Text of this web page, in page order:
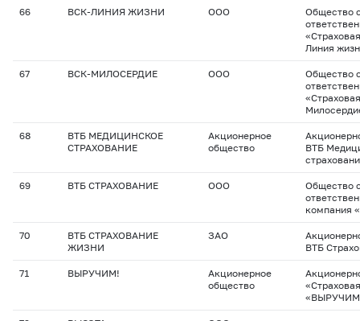
66 ВСК-ЛИНИЯ ЖИЗНИ ООО
Общество
Линия
67 ВСК-МИЛОСЕРДИЕ ООО
Общество
68
ВТБ МЕДИЦИНСКОЕ
СТРАХОВАНИЕ
Акционерное
общество
ВТБ
69 ВТБ СТРАХОВАНИЕ ООО
Общество
компания
70
ВТБ СТРАХОВАНИЕ
ЖИЗНИ
ЗАО
ВТБ
71 ВЫРУЧИМ!
Акционерное
общество